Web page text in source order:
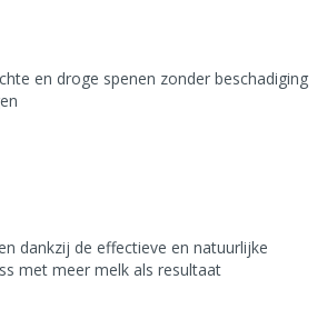
voor ™AktivPULS klauwstuk
melken
en droge spenen zonder beschadiging
dankzij de effectieve en natuurlijke
met meer melk als resultaat